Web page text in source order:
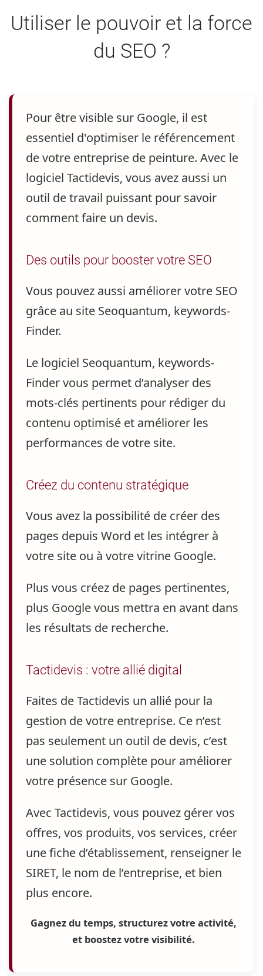
Utiliser le pouvoir et la force
du SEO ?
Pour être visible sur Google, il est
essentiel d'optimiser le référencement
de votre entreprise de peinture. Avec le
logiciel Tactidevis, vous avez aussi un
outil de travail puissant pour savoir
comment faire un devis.
Des outils pour booster votre SEO
Vous pouvez aussi améliorer votre SEO
grâce au site Seoquantum, keywords-
Finder.
Le logiciel Seoquantum, keywords-
Finder vous permet d’analyser des
mots-clés pertinents pour rédiger du
contenu optimisé et améliorer les
performances de votre site.
Créez du contenu stratégique
Vous avez la possibilité de créer des
pages depuis Word et les intégrer à
votre site ou à votre vitrine Google.
Plus vous créez de pages pertinentes,
plus Google vous mettra en avant dans
les résultats de recherche.
Tactidevis : votre allié digital
Faites de Tactidevis un allié pour la
gestion de votre entreprise. Ce n’est
pas seulement un outil de devis, c’est
une solution complète pour améliorer
votre présence sur Google.
Avec Tactidevis, vous pouvez gérer vos
offres, vos produits, vos services, créer
une fiche d’établissement, renseigner le
SIRET, le nom de l’entreprise, et bien
plus encore.
Gagnez du temps, structurez votre activité,
et boostez votre visibilité.